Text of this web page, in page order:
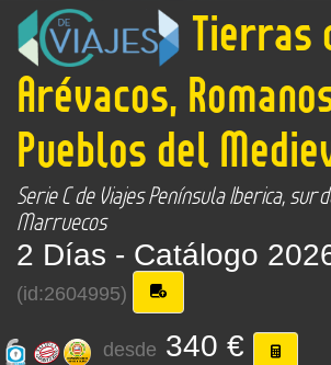
Tierras
Arévacos,
Pueblos del
Serie C de Viajes Península Iberica, sur
Marruecos
2 Días - Catálogo
(id:2604995)
desde 340 €